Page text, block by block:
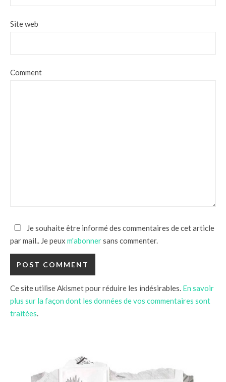
Site web
Comment
Je souhaite être informé des commentaires de cet article
par mail.. Je peux m'abonnersans commenter.
Ce site utilise Akismet pour réduire les indésirables. En savoir
plus sur la façon dont les données de vos commentaires sont
traitées.